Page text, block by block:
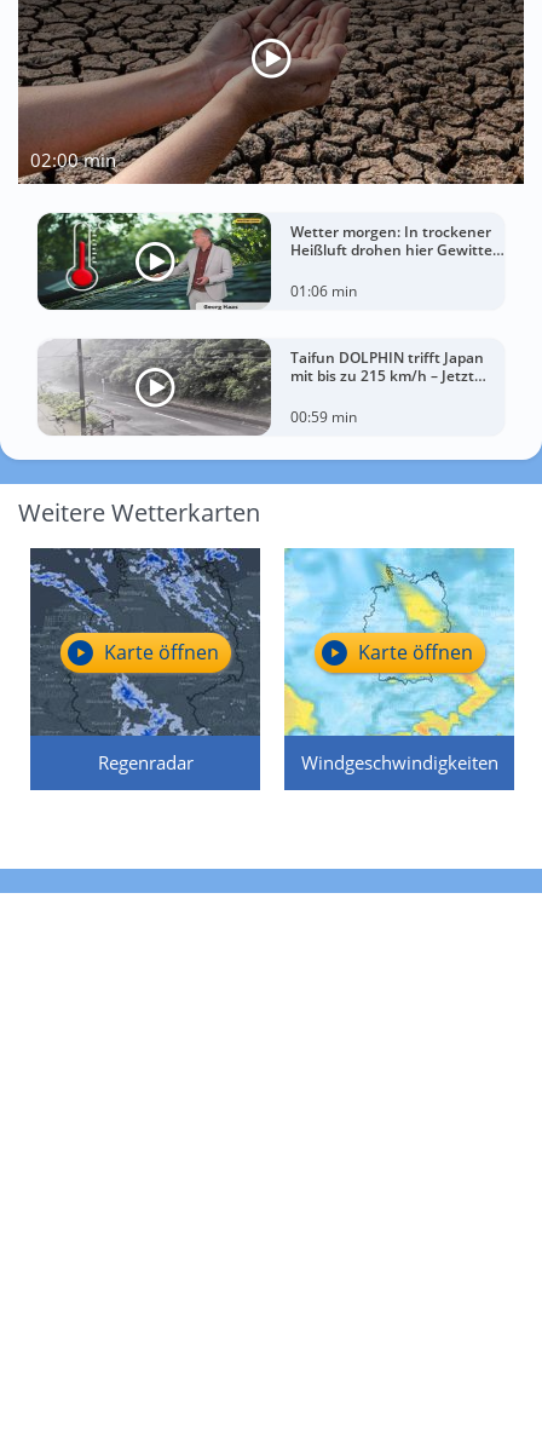
02:00 min
Wetter morgen: In trockener
Heißluft drohen hier Gewitter
01:06 min
Taifun DOLPHIN trifft Japan
mit bis zu 215 km/h – Jetzt
00:59 min
Weitere Wetterkarten
Regenradar
Karte öffnen
Windgeschwindigkeiten
Karte öffnen